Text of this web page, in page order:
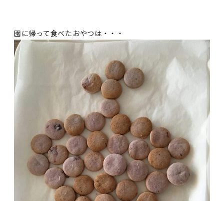
園に帰って食べたおやつは・・・